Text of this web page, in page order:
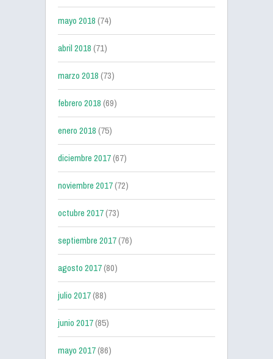
mayo 2018(74)
abril 2018(71)
marzo 2018(73)
febrero 2018(69)
enero 2018(75)
diciembre 2017(67)
noviembre 2017(72)
octubre 2017(73)
septiembre 2017(76)
agosto 2017(80)
julio 2017(88)
junio 2017(85)
mayo 2017(86)